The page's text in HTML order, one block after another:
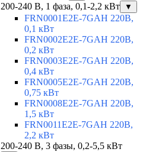
200-240 В, 1 фаза, 0,1-2,2 кВт ▼
FRN0001E2E-7GAH 220В,
0,1 кВт
FRN0002E2E-7GAH 220В,
0,2 кВт
FRN0003E2E-7GAH 220В,
0,4 кВт
FRN0005E2E-7GAH 220В,
0,75 кВт
FRN0008E2E-7GAH 220В,
1,5 кВт
FRN0011E2E-7GAH 220В,
2,2 кВт
200-240 В, 3 фазы, 0,2-5,5 кВт